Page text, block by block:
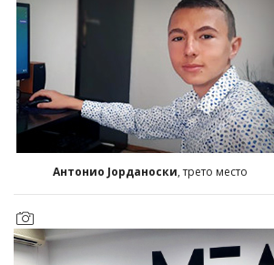
Антонио Јорданоски, трето место